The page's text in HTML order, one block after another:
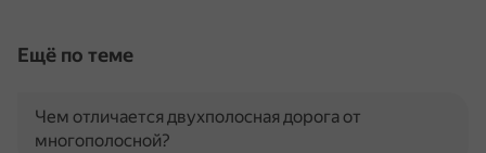
Ещё по теме
Чем отличается двухполосная дорога от
многополосной?